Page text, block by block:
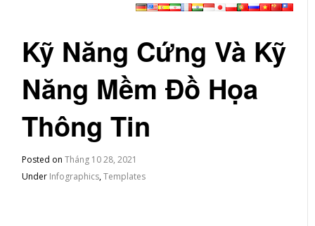
Kỹ Năng Cứng Và Kỹ
Năng Mềm Đồ Họa
Thông Tin
Posted onTháng 10 28, 2021
Under Infographics,Templates